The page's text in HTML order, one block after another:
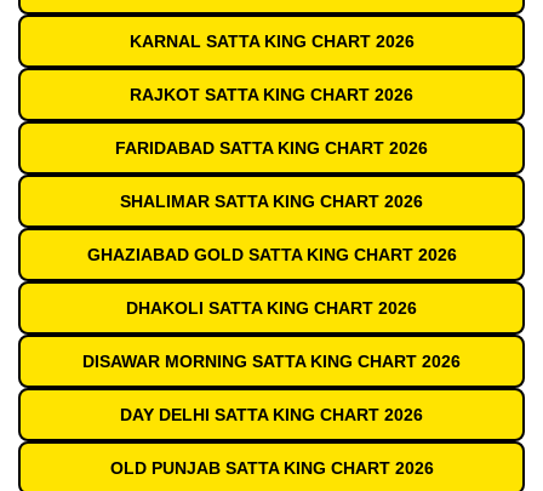
KARNAL SATTA KING CHART 2026
RAJKOT SATTA KING CHART 2026
FARIDABAD SATTA KING CHART 2026
SHALIMAR SATTA KING CHART 2026
GHAZIABAD GOLD SATTA KING CHART 2026
DHAKOLI SATTA KING CHART 2026
DISAWAR MORNING SATTA KING CHART 2026
DAY DELHI SATTA KING CHART 2026
OLD PUNJAB SATTA KING CHART 2026